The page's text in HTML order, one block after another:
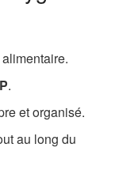
.
et organisé.
au long du